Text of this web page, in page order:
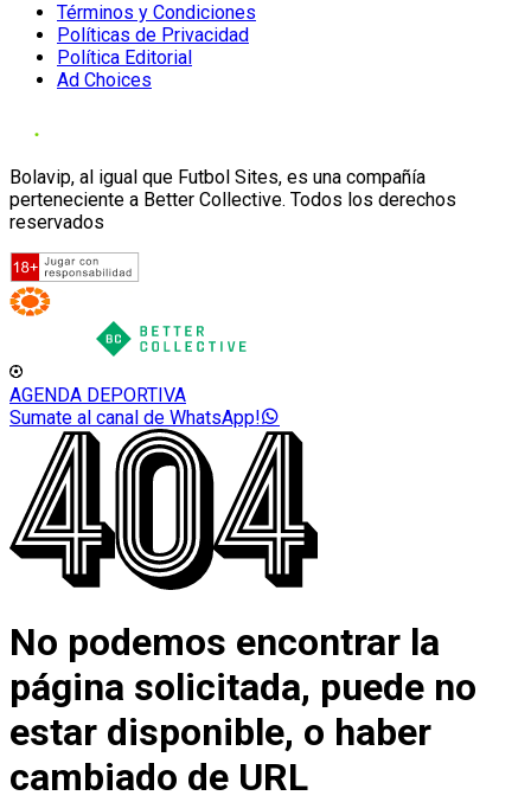
Términos y Condiciones
Políticas de Privacidad
Política Editorial
Ad Choices
Bolavip, al igual que Futbol Sites, es una compañía
perteneciente a Better Collective. Todos los derechos
reservados
AGENDA DEPORTIVA
Sumate al canal de WhatsApp!
No podemos encontrar la
página solicitada, puede no
estar disponible, o haber
cambiado de URL